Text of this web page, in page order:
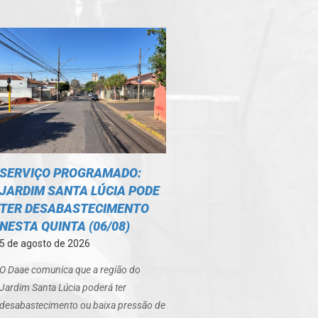
SERVIÇO PROGRAMADO:
JARDIM SANTA LÚCIA PODE
TER DESABASTECIMENTO
NESTA QUINTA (06/08)
5 de agosto de 2026
O Daae comunica que a região do
Jardim Santa Lúcia poderá ter
desabastecimento ou baixa pressão de